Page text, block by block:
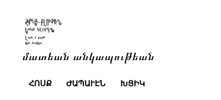
մատեան անկապութեան
ՀՈՍՔ ԺԱՊԱՒԷՆ ԽՑԻԿ